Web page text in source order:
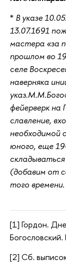
* В указе
13.07.1691
мастера «за
прошлом во
селе
наверняка
фейерверк на
славление,
необходимой
юного, еще
(добавим от
того времени.
[1] Гордон.
[2] Сб.